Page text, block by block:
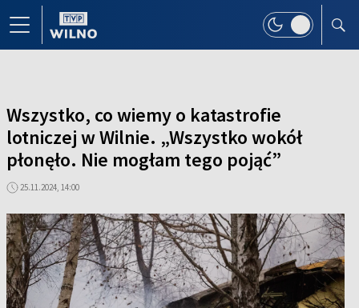
Wszystko, co wiemy o katastrofie
lotniczej w Wilnie. „Wszystko wokół
płonęło. Nie mogłam tego pojąć”
25.11.2024, 14:00